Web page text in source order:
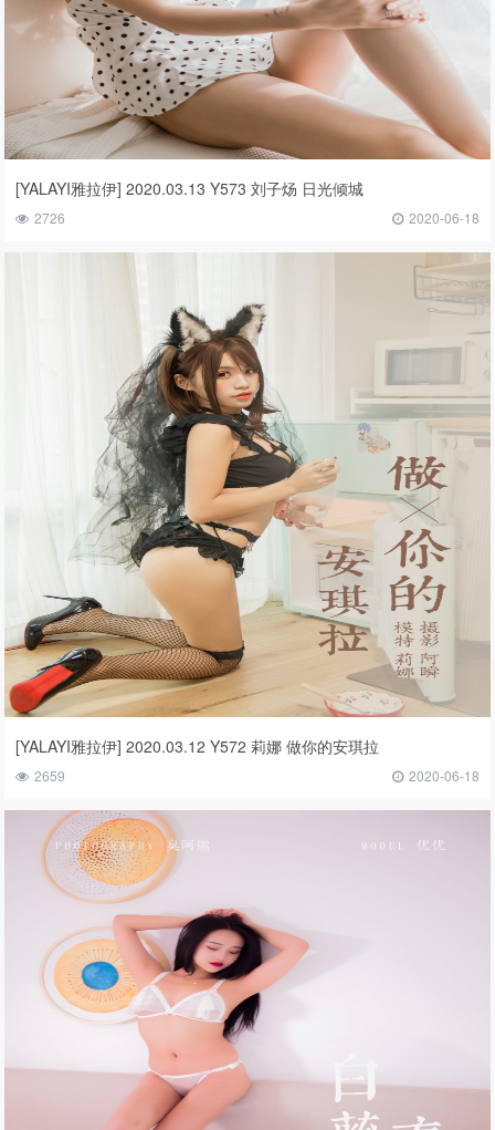
[YALAYI雅拉伊] 2020.03.13 Y573 刘子炀 日光倾城
2726 2020-06-18
[YALAYI雅拉伊] 2020.03.12 Y572 莉娜 做你的安琪拉
2659 2020-06-18